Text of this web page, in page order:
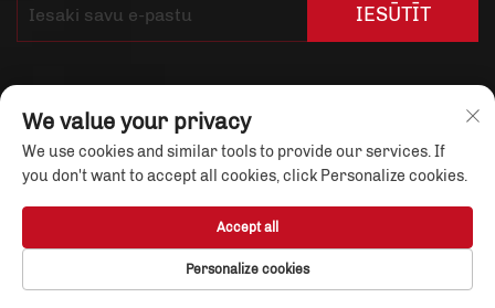
IESŪTĪT
tiesības aizsargātas
Konfidencialitātes politika
Par mums Ziņas
SAZINĀTIES AR MUMS
Bloga ieraksts
We value your privacy
We use cookies and similar tools to provide our services. If
you don't want to accept all cookies, click Personalize cookies.
Personalize cookies
Accept all